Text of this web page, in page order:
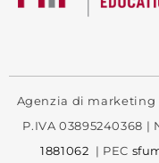
Agenzia di marketing
P.IVA 03895240368 |
1881062 | PEC